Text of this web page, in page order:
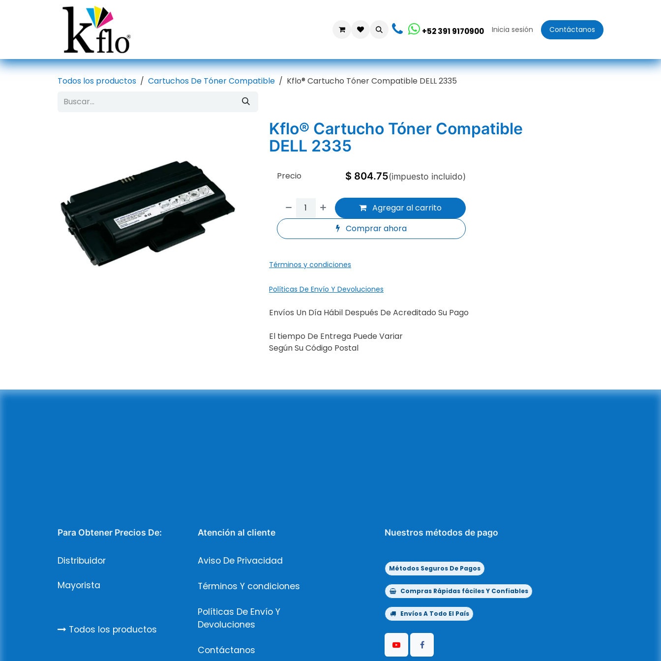
+52 391 9170900 Inicia sesión Contáctanos
Todos los productos Cartuchos De Tóner Compatible Kflo® Cartucho Tóner Compatible DELL 2335
Kflo® Cartucho Tóner Compatible
DELL 2335
Agregar al carrito
Comprar ahora
Precio $ 804.75(impuesto incluido)
Términos y condiciones
Políticas De Envío Y Devoluciones
Envíos Un Día Hábil Después De Acreditado Su Pago
El tiempo De Entrega Puede Variar
Según Su Código Postal
Para Obtener Precios De:
Distribuidor
Mayorista
Todos los productos
Atención al cliente
Aviso De Privacidad
Términos Y condiciones
Políticas De Envío Y
Devoluciones
Contáctanos
Nuestros métodos de pago
Métodos Seguros De Pagos
Compras Rápidas fáciles Y Confiables
Envíos A Todo El País